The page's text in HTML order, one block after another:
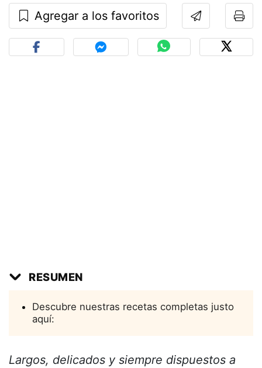
Agregar a los favoritos
RESUMEN
Descubre nuestras recetas completas justo
aquí:
Largos, delicados y siempre dispuestos a